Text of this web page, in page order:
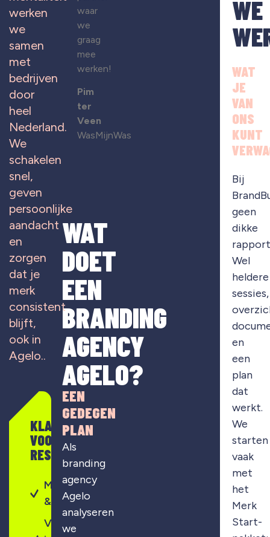
werken
we
samen
met
bedrijven
door
heel
Nederland.
We
schakelen
snel,
geven
persoonlijke
aandacht
en
zorgen
dat je
merk
consistent
blijft,
ook in
Agelo..
KLAAR
VOOR
RESULTAAT?
Merkontwikkeling
& strategie
Visuele
waar
we
graag
mee
werken!
Pim
ter
Veen
WasMijnWas
WAT
DOET
EEN
BRANDING
AGENCY
AGELO?
EEN
GEDEGEN
PLAN
Als
branding
agency
Agelo
analyseren
we
WE
WAT
JE
VAN
ONS
KUNT
Bij
geen
dikke
Wel
heldere
sessies,
en
een
plan
dat
werkt.
We
starten
vaak
met
het
Merk
Start-